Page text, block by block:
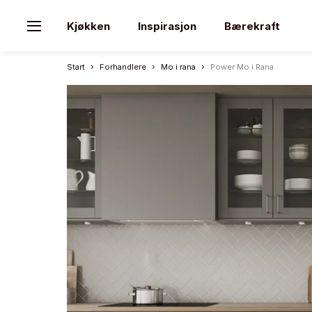
Kjøkken Inspirasjon Bærekraft
Start Forhandlere Mo i rana Power Mo i Rana